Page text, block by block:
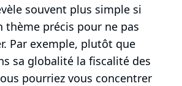
souvent plus simple si
thème précis pour ne pas
Par exemple, plutôt que
sa globalité la fiscalité des
pourriez vous concentrer